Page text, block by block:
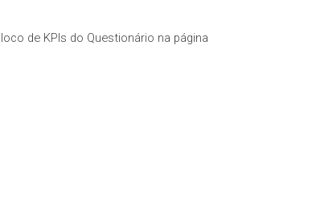
de KPIs do Questionário na página